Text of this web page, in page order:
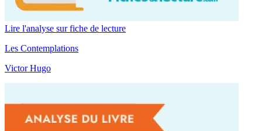
Lire l'analyse sur fiche de lecture
Les Contemplations
Victor Hugo